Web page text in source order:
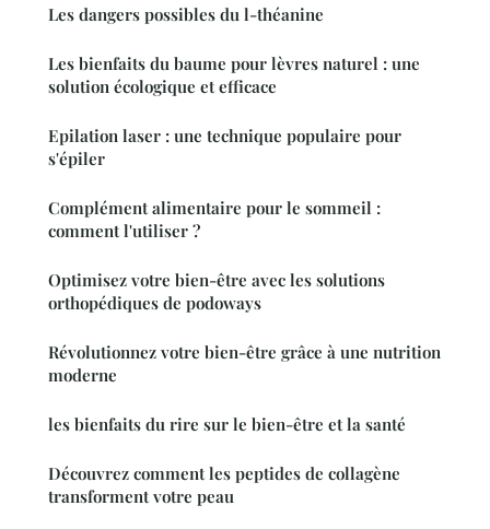
Les dangers possibles du l-théanine
Les bienfaits du baume pour lèvres naturel : une
solution écologique et efficace
Epilation laser : une technique populaire pour
s'épiler
Complément alimentaire pour le sommeil :
comment l'utiliser ?
Optimisez votre bien-être avec les solutions
orthopédiques de podoways
Révolutionnez votre bien-être grâce à une nutrition
moderne
les bienfaits du rire sur le bien-être et la santé
Découvrez comment les peptides de collagène
transforment votre peau